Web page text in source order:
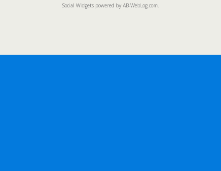
Social Widgets powered by AB-WebLog.com.